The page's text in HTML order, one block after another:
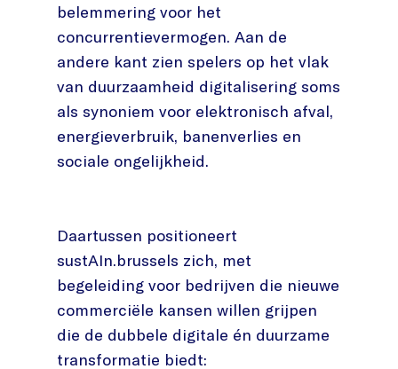
belemmering voor het
concurrentievermogen. Aan de
andere kant zien spelers op het vlak
van duurzaamheid digitalisering soms
als synoniem voor elektronisch afval,
energieverbruik, banenverlies en
sociale ongelijkheid.
Daartussen positioneert
sustAIn.brussels zich, met
begeleiding voor bedrijven die nieuwe
commerciële kansen willen grijpen
die de dubbele digitale én duurzame
transformatie biedt: